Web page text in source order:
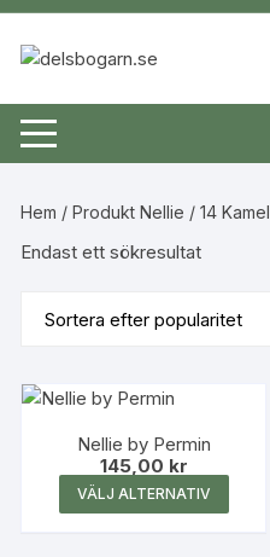
Hoppa
innehåll
Hem / Produkt Nellie / 14 Kamel
Endast ett sökresultat
Nellie by Permin
145,00 kr
VÄLJ ALTERNATIV
här